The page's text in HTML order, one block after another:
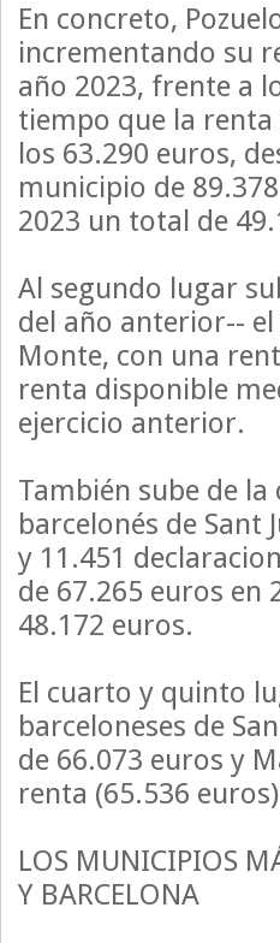
En concreto,
incrementando su
año 2023, frente a
tiempo que la renta
los 63.290 euros,
municipio de
2023 un total de
Al segundo lugar
del año anterior--
Monte, con una
renta disponible
ejercicio anterior.
También sube de
barcelonés de Sant
y 11.451
de 67.265 euros en
48.172 euros.
El cuarto y quinto
barceloneses de
de 66.073 euros y
renta (65.536
LOS MUNICIPIOS
Y BARCELONA